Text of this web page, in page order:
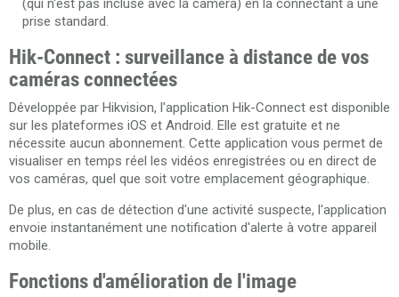
(qui n'est pas incluse avec la caméra) en la connectant à une
prise standard.
Hik-Connect : surveillance à distance de vos
caméras connectées
Développée par Hikvision, l'application Hik-Connect est disponible
sur les plateformes iOS et Android. Elle est gratuite et ne
nécessite aucun abonnement. Cette application vous permet de
visualiser en temps réel les vidéos enregistrées ou en direct de
vos caméras, quel que soit votre emplacement géographique.
De plus, en cas de détection d'une activité suspecte, l'application
envoie instantanément une notification d'alerte à votre appareil
mobile.
Fonctions d'amélioration de l'image